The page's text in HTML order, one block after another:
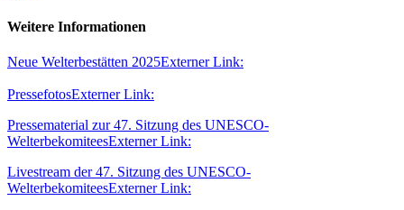
Weitere Informationen
Neue Welterbestätten 2025Externer Link:
PressefotosExterner Link:
Pressematerial zur 47. Sitzung des UNESCO-
WelterbekomiteesExterner Link:
Livestream der 47. Sitzung des UNESCO-
WelterbekomiteesExterner Link: